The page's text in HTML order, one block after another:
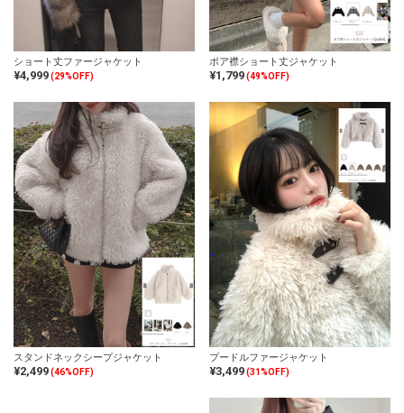
ショート丈ファージャケット
¥4,999(29%OFF)
ボア襟ショート丈ジャケット
¥1,799(49%OFF)
スタンドネックシープジャケット
¥2,499(46%OFF)
プードルファージャケット
¥3,499(31%OFF)